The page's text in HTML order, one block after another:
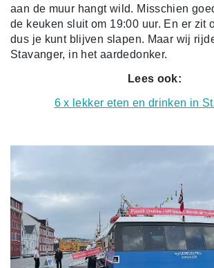
aan de muur hangt wild. Misschien
de keuken sluit om 19:00 uur. En er zit
dus je kunt blijven slapen. Maar wij
Stavanger, in het aardedonker.
Lees ook:
6 x lekker eten en drinken in